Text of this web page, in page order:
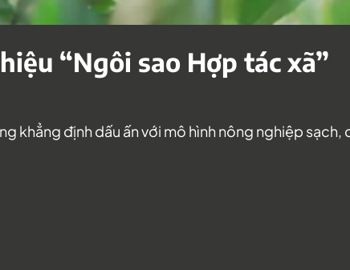
“Ngôi sao Hợp tác xã”
khẳng định dấu ấn với mô hình nông nghiệp